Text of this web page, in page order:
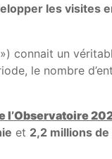
les visites
connait un
le nombre
l’Observatoire
et 2,2 millions